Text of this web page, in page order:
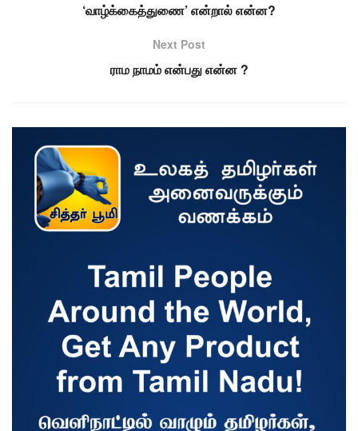
‘வாழ்க்கைத்துணை’ என்றால் என்ன?
Next Post
ராம நாமம் என்பது என்ன ?